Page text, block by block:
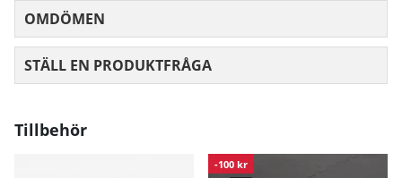
OMDÖMEN
STÄLL EN PRODUKTFRÅGA
Tillbehör
-100 kr